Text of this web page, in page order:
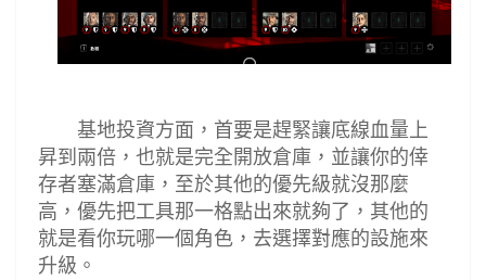
基地投資方面，首要是趕緊讓底線血量上
昇到兩倍，也就是完全開放倉庫，並讓你的倖
存者塞滿倉庫，至於其他的優先級就沒那麼
高，優先把工具那一格點出來就夠了，其他的
就是看你玩哪一個角色，去選擇對應的設施來
升級。